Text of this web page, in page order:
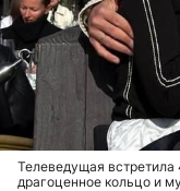
Телеведущая
драгоценное кольцо и